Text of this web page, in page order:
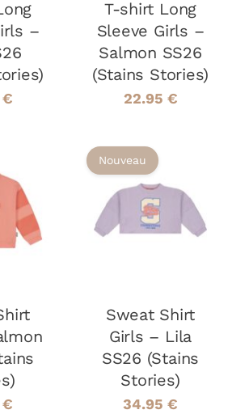
OPTIONS
PEUVENT
ÊTRE
CHOISIES
SUR
LA
–
€
OPTIONS
PEUVENT
ÊTRE
CHOISIES
SUR
LA
T-shirt Long
Sleeve Girls –
Salmon SS26
(Stains Stories)
22.95 €
CE
PRODUIT
A
OPTIONS
PEUVENT
ÊTRE
CHOISIES
SUR
LA
€
CHOIX DES
OPTIONS
PRODUIT
OPTIONS
PEUVENT
ÊTRE
CHOISIES
SUR
LA
DÉTAILS
Nouveau
Sweat Shirt
Girls – Lila
SS26 (Stains
Stories)
34.95 €